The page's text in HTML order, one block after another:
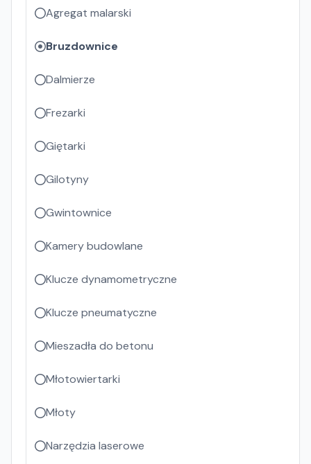
Agregat malarski
Bruzdownice
Dalmierze
Frezarki
Giętarki
Gilotyny
Gwintownice
Kamery budowlane
Klucze dynamometryczne
Klucze pneumatyczne
Mieszadła do betonu
Młotowiertarki
Młoty
Narzędzia laserowe